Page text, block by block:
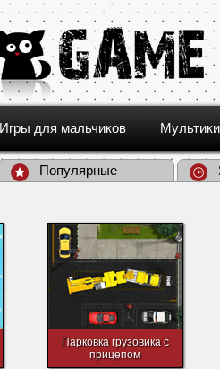
Игры для мальчиков Мультики
Популярные
Парковка грузовика с
прицепом